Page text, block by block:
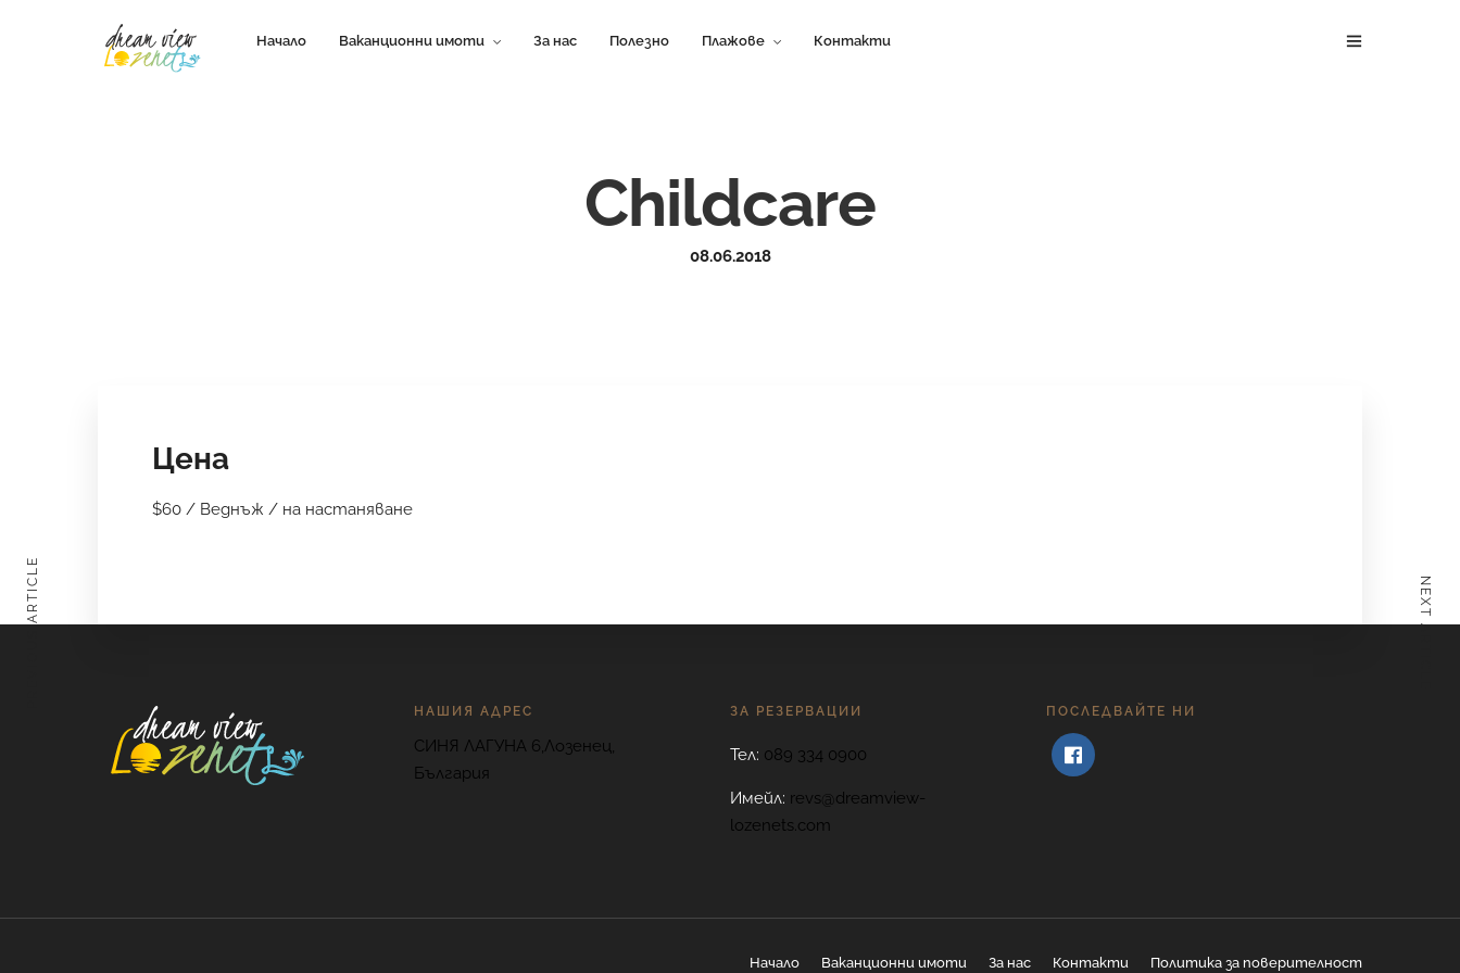
Начало Ваканционни имоти За нас Полезно Плажове Контакти
Childcare
08.06.2018
Цена
$60 / Веднъж / на настаняване
PREVIOUS ARTICLE NEXT ARTICLE
НАШИЯ АДРЕС
СИНЯ ЛАГУНА 6,Лозенец,
България
ЗА РЕЗЕРВАЦИИ
Тел: 089 334 0900
Имейл: revs@dreamview-
lozenets.com
ПОСЛЕДВАЙТЕ НИ
Начало Ваканционни имоти За нас Контакти Политика за поверителност